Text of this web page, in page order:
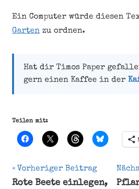
Ein Computer würde diesen
Garten zu ordnen.
Hat dir Timos Paper
gern einen Kaffee in der
Teilen mit:
Ernährung
Vorheriger Beitrag
Rote Beete einlegen,